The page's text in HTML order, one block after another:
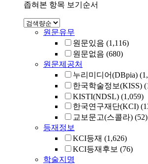
좁혀본 항목 보기순서
원문유무
원문있음 (1,116)
원문없음 (680)
원문제공처
누리미디어(DBpia)
한국학술정보(KISS)
KISTI(NDSL) (1,059)
한국연구재단(KCI)
교보문고(스콜라) (52)
등재정보
KCI등재 (1,626)
KCI등재후보 (76)
학술지명